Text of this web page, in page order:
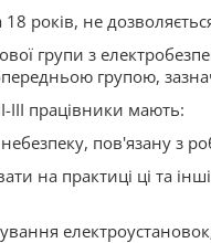
років, не
групи з
групою,
III працівники мають:
пов'язану з
на практиці ці та